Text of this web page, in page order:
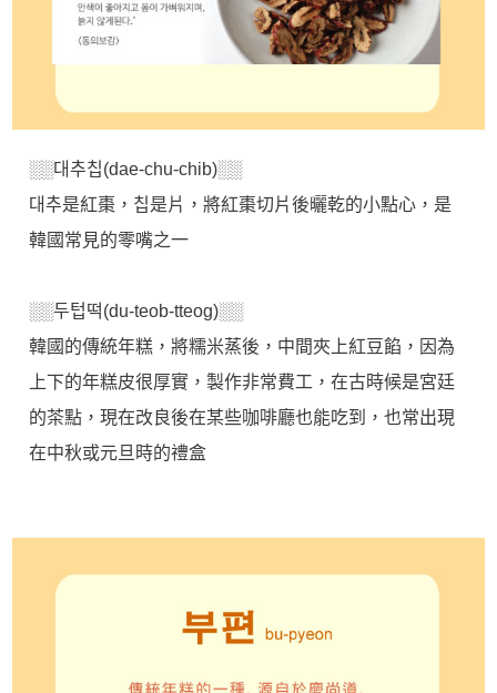
░░대추칩(dae-chu-chib)░░
대추是紅棗，칩是片，將紅棗切片後曬乾的小點心，是
韓國常見的零嘴之一
░░두텁떡(du-teob-tteog)░░
韓國的傳統年糕，將糯米蒸後，中間夾上紅豆餡，因為
上下的年糕皮很厚實，製作非常費工，在古時候是宮廷
的茶點，現在改良後在某些咖啡廳也能吃到，也常出現
在中秋或元旦時的禮盒